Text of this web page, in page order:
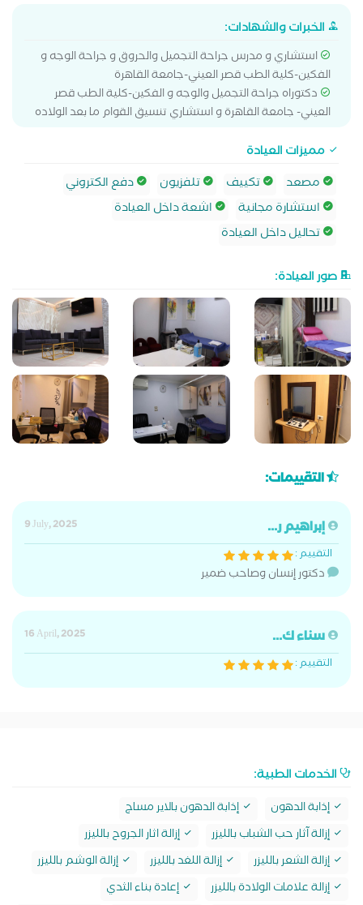
الخبرات والشهادات:
استشاري و مدرس جراحة التجميل والحروق و جراحة الوجه و
الفكين-كلية الطب قصر العيني-جامعة القاهرة
دكتوراه جراحة التجميل والوجه و الفكين-كلية الطب قصر
العيني- جامعة القاهرة و استشاري تنسيق القوام ما بعد الولاده
مميزات العيادة
مصعد
تكييف تلفزيون
دفع الكتروني
استشارة مجانية
اشعة داخل العيادة
تحاليل داخل العيادة
صور العيادة:
التقييمات:
إبراهيم ر...
9 July, 2025
التقييم :
دكتور إنسان وصاحب ضمير
سناء ك...
16 April, 2025
التقييم :
الخدمات الطبية:
إذابة الدهون
إذابة الدهون بالاير مساج
إزالة آثار حب الشباب بالليزر
إزالة اثار الجروح بالليزر
إزالة الشعر بالليزر
إزالة اللغد بالليزر
إزالة الوشم بالليزر
إزالة علامات الولادة بالليزر
إعادة بناء الثدي